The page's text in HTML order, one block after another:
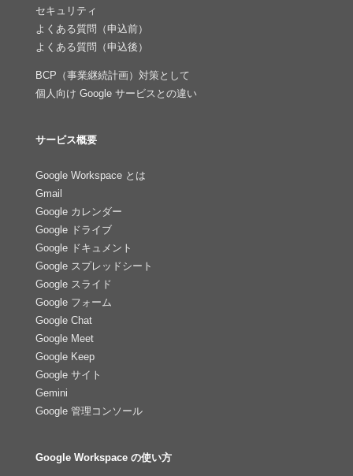
セキュリティ
よくある質問（申込前）
よくある質問（申込後）
BCP（事業継続計画）対策として
個人向け Google サービスとの違い
サービス概要
Google Workspace とは
Gmail
Google カレンダー
Google ドライブ
Google ドキュメント
Google スプレッドシート
Google スライド
Google フォーム
Google Chat
Google Meet
Google Keep
Google サイト
Gemini
Google 管理コンソール
Google Workspace の使い方